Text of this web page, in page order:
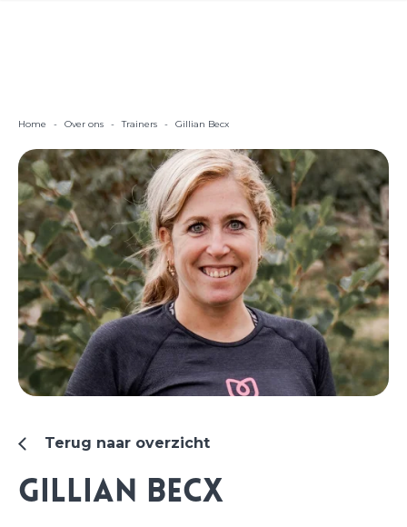
Home - Over ons - Trainers - Gillian Becx
Terug naar overzicht
Gillian Becx